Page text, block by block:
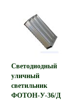
Светодиодный
уличный
светильник
ФОТОН-У-36/Д